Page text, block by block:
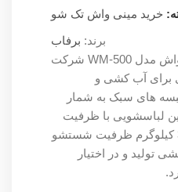
خرید مینی واش تک‌ شو
برند: برفاب
ماشین لباسشویی مینی واش مدل WM-500 شرکت
برای آب کشی و
های سبک به شمار
لباسشویی با ظرفیت
اسمی 4 کیلوگرم شامل 3 کیلوگرم ظرفیت شستشو
تولید و در اختیار